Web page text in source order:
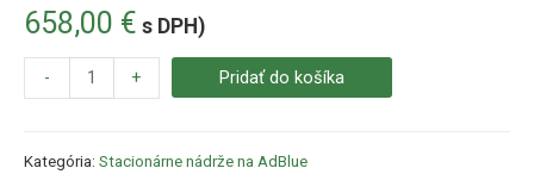
658,00 € s DPH)
- + Pridať do košíka
Kategória: Stacionárne nádrže na AdBlue